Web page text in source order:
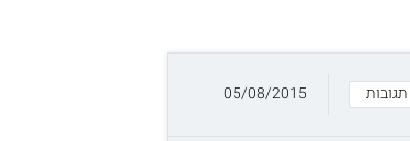
05/08/2015